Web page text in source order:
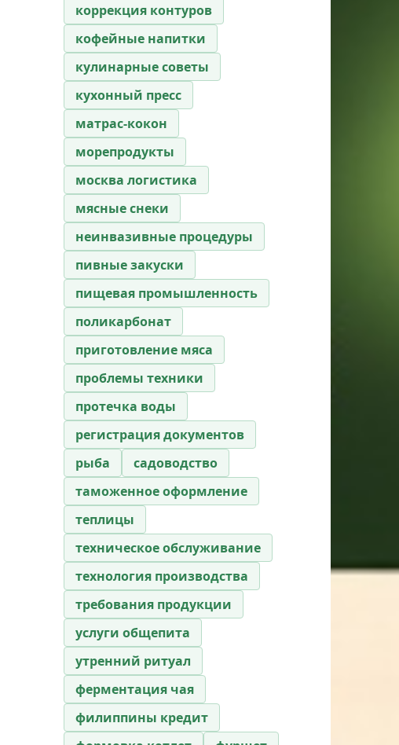
коррекция контуров
кофейные напитки
кулинарные советы
кухонный пресс
матрас-кокон
морепродукты
москва логистика
мясные снеки
неинвазивные процедуры
пивные закуски
пищевая промышленность
поликарбонат
приготовление мяса
проблемы техники
протечка воды
регистрация документов
рыба
садоводство
таможенное оформление
теплицы
техническое обслуживание
технология производства
требования продукции
услуги общепита
утренний ритуал
ферментация чая
филиппины кредит